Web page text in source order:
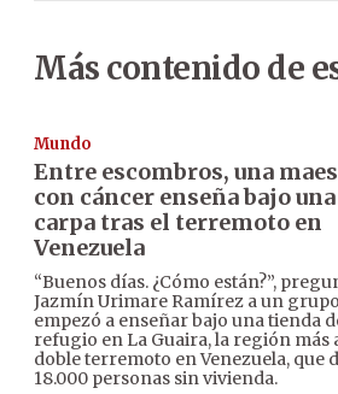
Más contenido de
Mundo
Entre escombros, una
con cáncer enseña bajo una
carpa tras el terremoto en
Venezuela
“Buenos días. ¿Cómo están?”,
Jazmín Urimare Ramírez a un
empezó a enseñar bajo una tienda
refugio en La Guaira, la región más
doble terremoto en Venezuela, que
18.000 personas sin vivienda.